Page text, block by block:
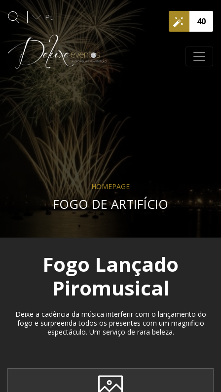
40
Pt
HOMEPAGE
FOGO DE ARTIFÍCIO
Fogo Lançado
Piromusical
Deixe a cadência da música interferir com o lançamento do
fogo e surpreenda todos os presentes com um magnificio
espectáculo. Um serviço de rara beleza.